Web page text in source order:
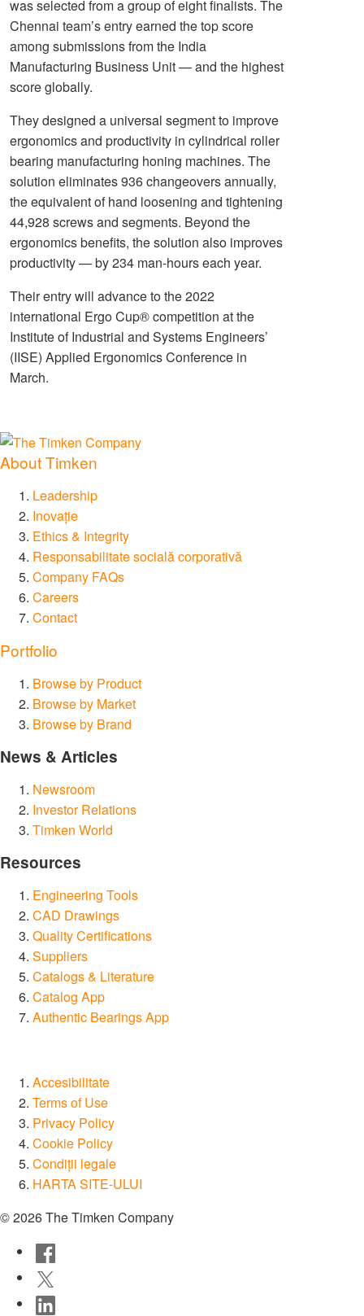
was selected from a group of eight finalists. The
Chennai team’s entry earned the top score
among submissions from the India
Manufacturing Business Unit — and the highest
score globally.
They designed a universal segment to improve
ergonomics and productivity in cylindrical roller
bearing manufacturing honing machines. The
solution eliminates 936 changeovers annually,
the equivalent of hand loosening and tightening
44,928 screws and segments. Beyond the
ergonomics benefits, the solution also improves
productivity — by 234 man-hours each year.
Their entry will advance to the 2022
international Ergo Cup® competition at the
Institute of Industrial and Systems Engineers’
(IISE) Applied Ergonomics Conference in
March.
About Timken
Leadership
Inovație
Ethics & Integrity
Responsabilitate socială corporativă
Company FAQs
Careers
Contact
Portfolio
Browse by Product
Browse by Market
Browse by Brand
News & Articles
Newsroom
Investor Relations
Timken World
Resources
Engineering Tools
CAD Drawings
Quality Certifications
Suppliers
Catalogs & Literature
Catalog App
Authentic Bearings App
Accesibilitate
Terms of Use
Privacy Policy
Cookie Policy
Condiții legale
HARTA SITE-ULUI
© 2026 The Timken Company
Facebook
Twitter
LinkedIn